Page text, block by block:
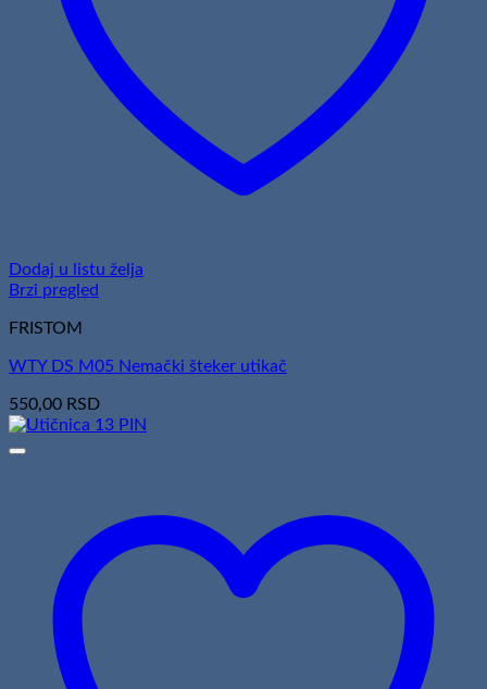
Dodaj u listu želja
Brzi pregled
FRISTOM
WTY DS M05 Nemački šteker utikač
550,00 RSD